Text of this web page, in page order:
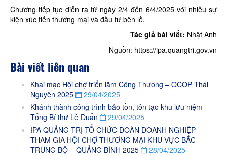
Chương tiếp tục diễn ra từ ngày 2/4 đến 6/4/2025 với nhiều sự
kiện xúc tiến thương mại và đầu tư bên lề.
Tác giả bài viết: Nhật Anh
Nguồn: https://ipa.quangtri.gov.vn
Bài viết liên quan
Khai mạc Hội chợ triển lãm Công Thương – OCOP Thái
Nguyên 2025
29/04/2025
Khánh thành công trình bảo tồn, tôn tạo khu lưu niệm
Tổng Bí thư Lê Duẩn
29/04/2025
IPA QUẢNG TRỊ TỔ CHỨC ĐOÀN DOANH NGHIỆP
THAM GIA HỘI CHỢ THƯƠNG MẠI KHU VỰC BẮC
TRUNG BỘ – QUẢNG BÌNH 2025
28/04/2025